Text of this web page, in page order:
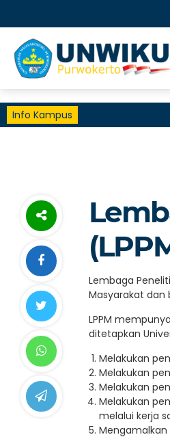
Info Kampus
Lembaga
Masyarakat dan
LPPM
ditetapkan
Melakukan
Melakukan
Melakukan
Melakukan
melalui kerja
Mengamalkan